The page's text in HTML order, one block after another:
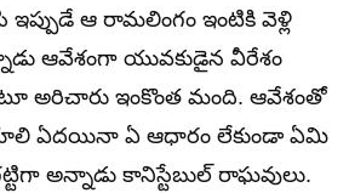
ఆ రామలింగం ఇంటికి వెళ్లి
ఆవేశంగా యువకుడైన వీరేశం
అరిచారు ఇంకొంత మంది. ఆవేశంతో
ఏదయినా ఏ ఆధారం లేకుండా ఏమి
అన్నాడు కానిస్టేబుల్ రాఘవులు.